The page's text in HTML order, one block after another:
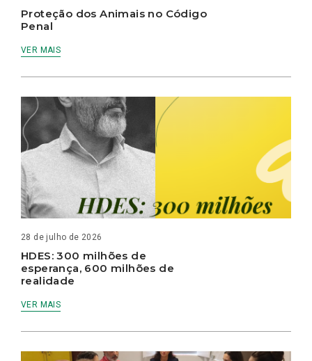
Proteção dos Animais no Código
Penal
VER MAIS
28 de julho de 2026
HDES: 300 milhões de
esperança, 600 milhões de
realidade
VER MAIS